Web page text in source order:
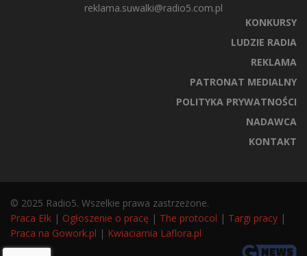
reklama.suwalki@radio5.com.pl
KONKURSY
LUDZIE RADIA
REKLAMA
PATRONAT MEDIALNY
POLITYKA PRYWATNOŚCI
NADAWCA
KONTAKT
© 2025 Radio5. Wszelkie prawa zastrzeżone.
Praca Ełk | Ogłoszenie o pracę | The protocol | Targi pracy |
Praca na Gowork.pl | Kwiaciarnia Laflora.pl